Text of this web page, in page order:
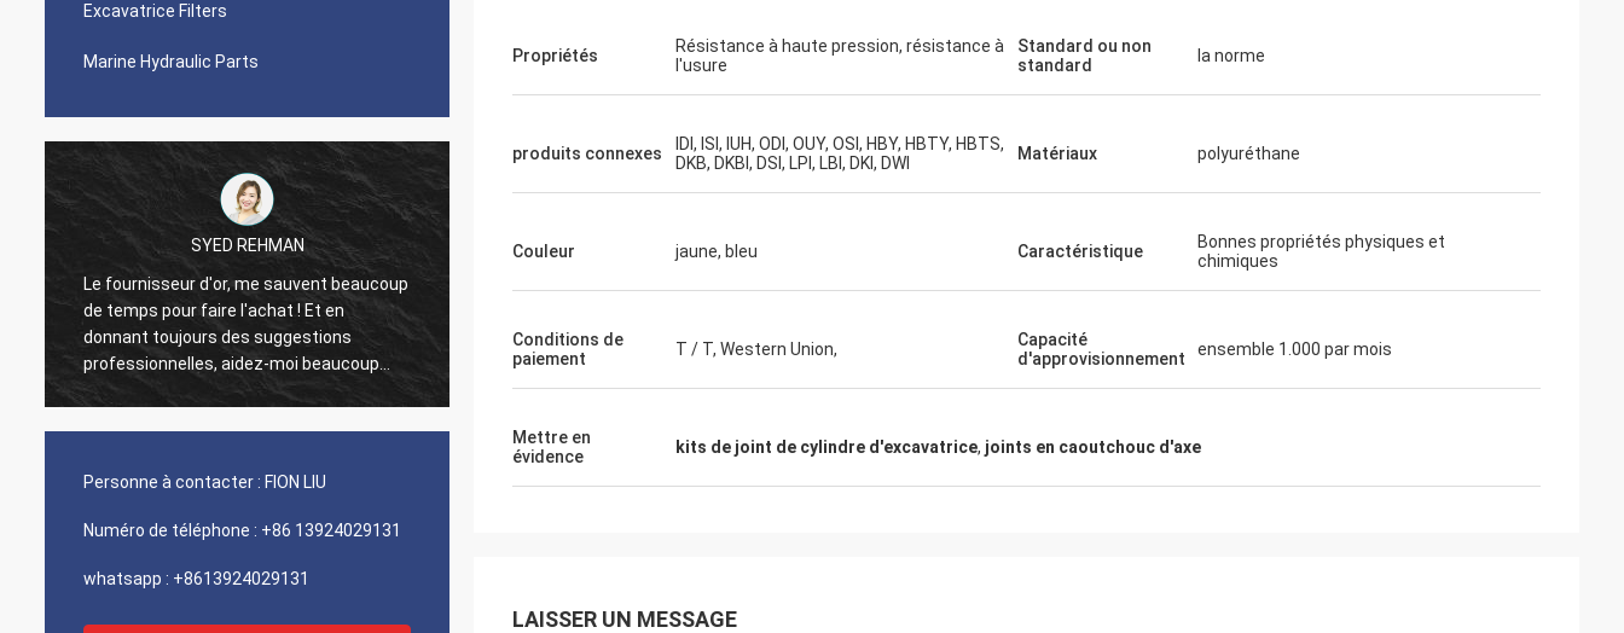
Excavatrice Filters
Marine Hydraulic Parts
SYED REHMAN
Le fournisseur d'or, me sauvent beaucoup
de temps pour faire l'achat ! Et en
donnant toujours des suggestions
professionnelles, aidez-moi beaucoup
dans les affaires ! Merci ! Tout dans le
haute qualité trop et contactera votre
Mutakilwa Wilson Afrique
sont 100% authentique, représentation
de coût exceptionnelle. Expédition rapide
et servic très bon je recommande mérite
Carlo
marchandises sont bonne qualité, nous
auront le long coopertion à l'avenir.
Personne à contacter : FION LIU
Numéro de téléphone : +86 13924029131
whatsapp : +8613924029131
Propriétés
Résistance à haute pression, résistance à
l'usure
Standard ou non
standard
la norme
produits connexes
IDI, ISI, IUH, ODI, OUY, OSI, HBY, HBTY, HBTS,
DKB, DKBI, DSI, LPI, LBI, DKI, DWI
Matériaux polyuréthane
Couleur jaune, bleu Caractéristique
Bonnes propriétés physiques et
chimiques
Conditions de
paiement
T / T, Western Union,
Capacité
d'approvisionnement
ensemble 1.000 par mois
Mettre en
évidence
kits de joint de cylindre d'excavatrice, joints en caoutchouc d'axe
LAISSER UN MESSAGE